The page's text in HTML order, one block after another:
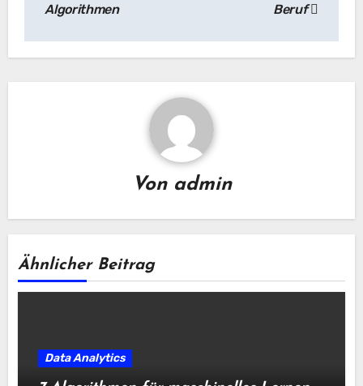
Algorithmen
Beruf
Von admin
Ähnlicher Beitrag
Data Analytics